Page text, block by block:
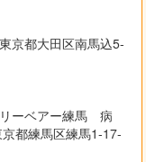
京都⼤⽥区南⾺込5-
ーベアー練馬 病
都練馬区練馬1-17-